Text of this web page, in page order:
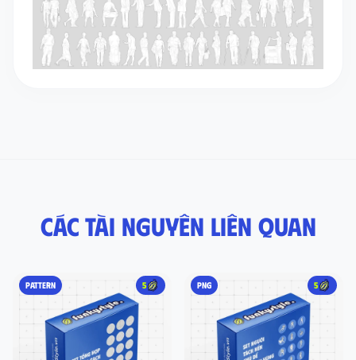
Các tài nguyên liên quan
PATTERN 5 PNG 5